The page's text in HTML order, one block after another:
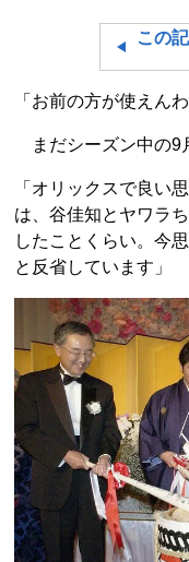
この
「お前の方が使えんわ
まだシーズン中の9
「オリックスで良い
は、谷佳知とヤワラ
したことくらい。今
と反省しています」